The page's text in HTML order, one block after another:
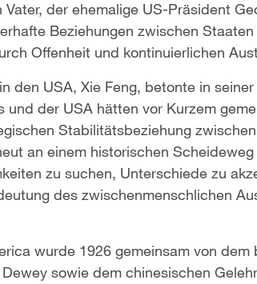
der ehemalige US-Präsident
Beziehungen zwischen
Offenheit und kontinuierlichen
den USA, Xie Feng, betonte in
und der USA hätten vor Kurzem
Stabilitätsbeziehung
an einem historischen
zu suchen, Unterschiede zu
des zwischenmenschlichen
wurde 1926 gemeinsam von
sowie dem chinesischen